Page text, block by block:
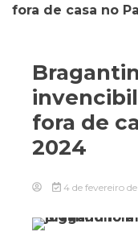
fora de casa no
fora de
2024
4 de fevereiro